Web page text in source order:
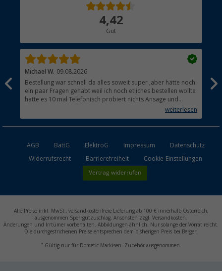
4,42
Gut
Michael W. 09.08.2026
Bestellung war schnell da alles soweit super ,aber hätte noch
ein paar Fragen gehabt weil ich noch etliches bestellen wollte
hatte es 10 mal Telefonisch probiert nichts Ansage und
weiterlesen
Ich
AGB BattG ElektroG Impressum
Datenschutz
Widerrufsrecht
Barrierefreiheit Cookie-Einstellungen
Vertrag widerrufen
Alle Preise inkl. MwSt., versandkostenfreie Lieferung ab 100 € innerhalb Österreich,
ausgenommen Sperrgutzuschlag. Ansonsten zzgl. Versandkosten.
Änderungen und Irrtümer vorbehalten. Abbildungen ähnlich. Nur solange der Vorrat reicht.
Die durchgestrichenen Preise entsprechen dem bisherigen Preis bei Berger.
*Gültig nur für Dometic Markisen. Zubehör ausgenommen.